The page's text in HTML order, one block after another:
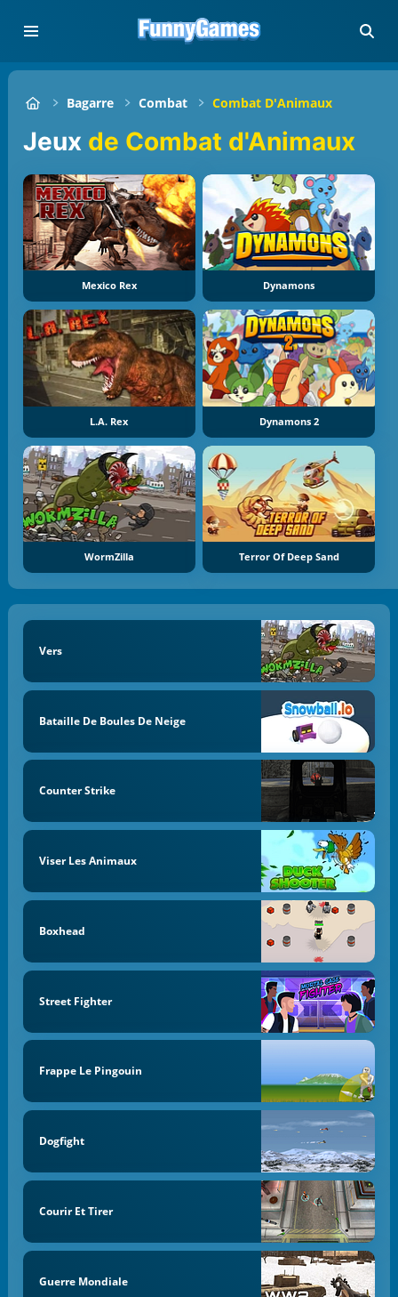
Bagarre Combat Combat D'Animaux
Jeux de Combat d'Animaux
Mexico Rex Dynamons
L.A. Rex Dynamons 2
WormZilla Terror Of Deep Sand
Vers
Bataille De Boules De Neige
Counter Strike
Viser Les Animaux
Boxhead
Street Fighter
Frappe Le Pingouin
Dogfight
Courir Et Tirer
Guerre Mondiale